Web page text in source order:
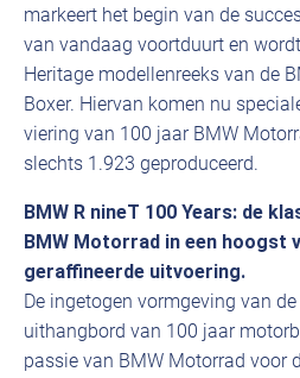
markeert het begin van de
van vandaag voortduurt en
Heritage modellenreeks van de
Boxer. Hiervan komen nu
viering van 100 jaar BMW
slechts 1.923 geproduceerd.
BMW R nineT 100 Years: de
BMW Motorrad in een hoogst
geraffineerde uitvoering.
De ingetogen vormgeving van
uithangbord van 100 jaar
passie van BMW Motorrad voor